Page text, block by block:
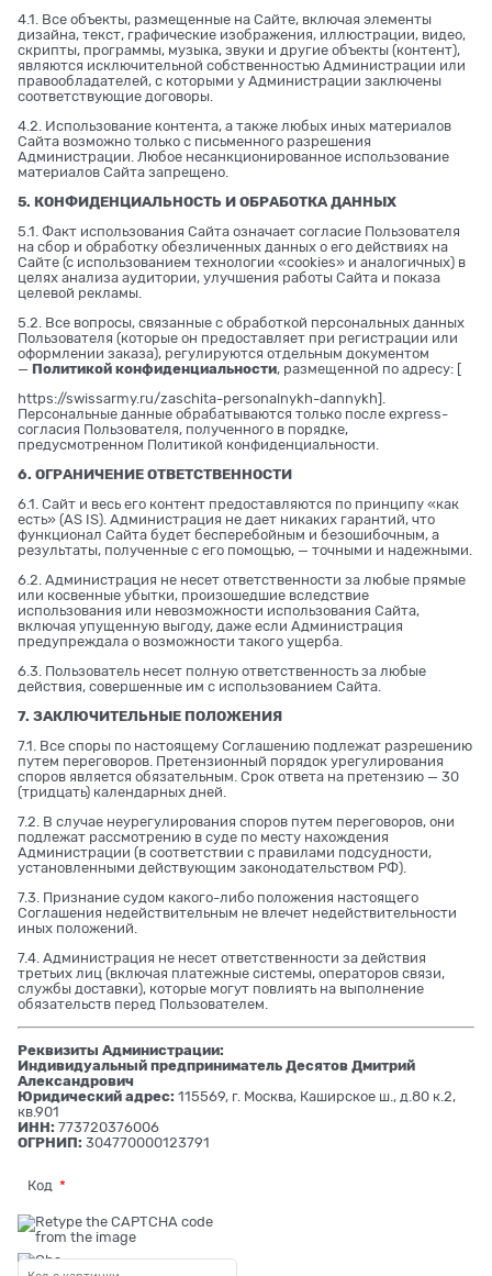
4.1. Все объекты, размещенные на Сайте, включая элементы
дизайна, текст, графические изображения, иллюстрации, видео,
скрипты, программы, музыка, звуки и другие объекты (контент),
являются исключительной собственностью Администрации или
правообладателей, с которыми у Администрации заключены
соответствующие договоры.
4.2. Использование контента, а также любых иных материалов
Сайта возможно только с письменного разрешения
Администрации. Любое несанкционированное использование
материалов Сайта запрещено.
5. КОНФИДЕНЦИАЛЬНОСТЬ И ОБРАБОТКА ДАННЫХ
5.1. Факт использования Сайта означает согласие Пользователя
на сбор и обработку обезличенных данных о его действиях на
Сайте (с использованием технологии «cookies» и аналогичных) в
целях анализа аудитории, улучшения работы Сайта и показа
целевой рекламы.
5.2. Все вопросы, связанные с обработкой персональных данных
Пользователя (которые он предоставляет при регистрации или
оформлении заказа), регулируются отдельным документом
— Политикой конфиденциальности, размещенной по адресу: [
https://swissarmy.ru/zaschita-personalnykh-dannykh].
Персональные данные обрабатываются только после express-
согласия Пользователя, полученного в порядке,
предусмотренном Политикой конфиденциальности.
6. ОГРАНИЧЕНИЕ ОТВЕТСТВЕННОСТИ
6.1. Сайт и весь его контент предоставляются по принципу «как
есть» (AS IS). Администрация не дает никаких гарантий, что
функционал Сайта будет бесперебойным и безошибочным, а
результаты, полученные с его помощью, — точными и надежными.
6.2. Администрация не несет ответственности за любые прямые
или косвенные убытки, произошедшие вследствие
использования или невозможности использования Сайта,
включая упущенную выгоду, даже если Администрация
предупреждала о возможности такого ущерба.
6.3. Пользователь несет полную ответственность за любые
действия, совершенные им с использованием Сайта.
7. ЗАКЛЮЧИТЕЛЬНЫЕ ПОЛОЖЕНИЯ
7.1. Все споры по настоящему Соглашению подлежат разрешению
путем переговоров. Претензионный порядок урегулирования
споров является обязательным. Срок ответа на претензию — 30
(тридцать) календарных дней.
7.2. В случае неурегулирования споров путем переговоров, они
подлежат рассмотрению в суде по месту нахождения
Администрации (в соответствии с правилами подсудности,
установленными действующим законодательством РФ).
7.3. Признание судом какого-либо положения настоящего
Соглашения недействительным не влечет недействительности
иных положений.
7.4. Администрация не несет ответственности за действия
третьих лиц (включая платежные системы, операторов связи,
службы доставки), которые могут повлиять на выполнение
обязательств перед Пользователем.
Реквизиты Администрации:
Индивидуальный предприниматель Десятов Дмитрий
Александрович
Юридический адрес: 115569, г. Москва, Каширское ш., д.80 к.2,
кв.901
ИНН: 773720376006
ОГРНИП: 304770000123791
Код